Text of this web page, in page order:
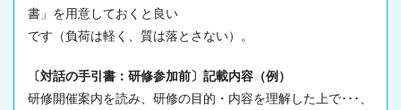
書」を用意しておくと良い
です（負荷は軽く、質は落とさない）。
〔対話の手引書：研修参加前〕記載内容（例）
研修開催案内を読み、研修の目的・内容を理解した上で･･･、